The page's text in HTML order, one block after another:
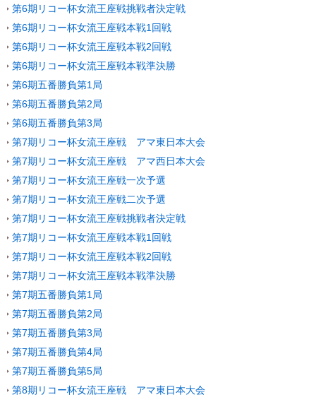
第6期リコー杯女流王座戦挑戦者決定戦
第6期リコー杯女流王座戦本戦1回戦
第6期リコー杯女流王座戦本戦2回戦
第6期リコー杯女流王座戦本戦準決勝
第6期五番勝負第1局
第6期五番勝負第2局
第6期五番勝負第3局
第7期リコー杯女流王座戦 アマ東日本大会
第7期リコー杯女流王座戦 アマ西日本大会
第7期リコー杯女流王座戦一次予選
第7期リコー杯女流王座戦二次予選
第7期リコー杯女流王座戦挑戦者決定戦
第7期リコー杯女流王座戦本戦1回戦
第7期リコー杯女流王座戦本戦2回戦
第7期リコー杯女流王座戦本戦準決勝
第7期五番勝負第1局
第7期五番勝負第2局
第7期五番勝負第3局
第7期五番勝負第4局
第7期五番勝負第5局
第8期リコー杯女流王座戦 アマ東日本大会